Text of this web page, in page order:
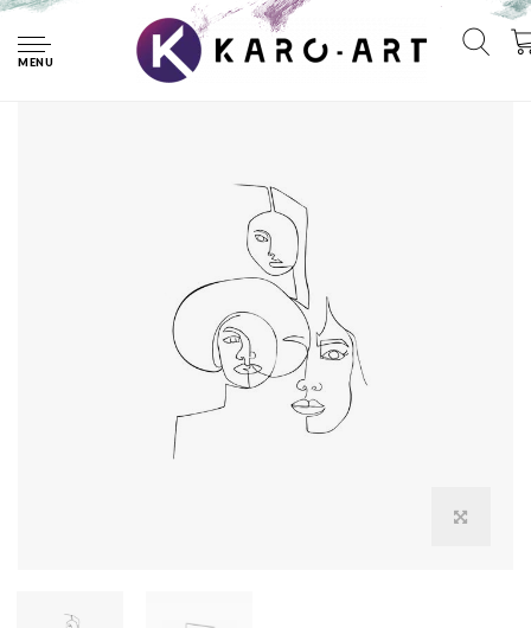
MENU
Poster - Line Art Vrouwen, Premium Print, Lijnenspel